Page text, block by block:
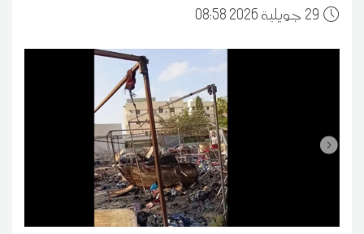
29 08:58 2026 جويلية